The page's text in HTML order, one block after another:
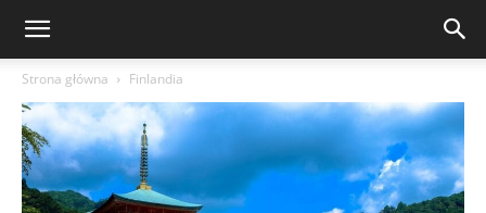
Strona główna Finlandia